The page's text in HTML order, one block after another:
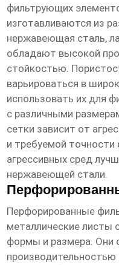
фильтрующих
изготавливаются из
нержавеющая сталь,
обладают высокой
стойкостью.
варьироваться в
использовать их для
с различными
сетки зависит от
и требуемой точности
агрессивных сред
нержавеющей стали.
Перфорированные
металлические листы
формы и размера. Они
производительностью